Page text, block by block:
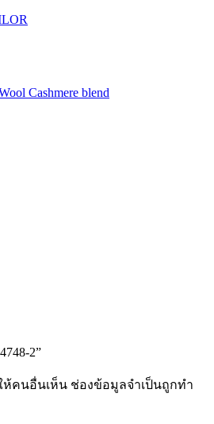
Cashmere blend
2”
ห้คนอื่นเห็น ช่องข้อมูลจำเป็นถูกทำ